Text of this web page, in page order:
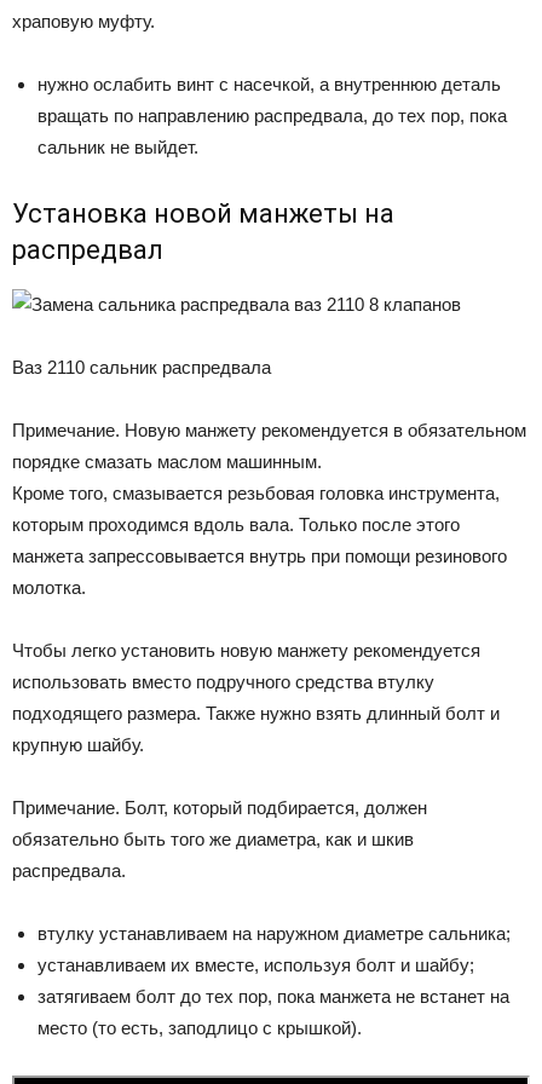
храповую муфту.
нужно ослабить винт с насечкой, а внутреннюю деталь
вращать по направлению распредвала, до тех пор, пока
сальник не выйдет.
Установка новой манжеты на
распредвал
Ваз 2110 сальник распредвала
Примечание. Новую манжету рекомендуется в обязательном
порядке смазать маслом машинным.
Кроме того, смазывается резьбовая головка инструмента,
которым проходимся вдоль вала. Только после этого
манжета запрессовывается внутрь при помощи резинового
молотка.
Чтобы легко установить новую манжету рекомендуется
использовать вместо подручного средства втулку
подходящего размера. Также нужно взять длинный болт и
крупную шайбу.
Примечание. Болт, который подбирается, должен
обязательно быть того же диаметра, как и шкив
распредвала.
втулку устанавливаем на наружном диаметре сальника;
устанавливаем их вместе, используя болт и шайбу;
затягиваем болт до тех пор, пока манжета не встанет на
место (то есть, заподлицо с крышкой).